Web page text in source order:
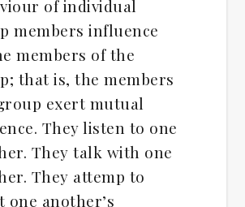
of individual
members influence
members of the
that is, the members
exert mutual
They listen to one
They talk with one
They attemp to
one another’s